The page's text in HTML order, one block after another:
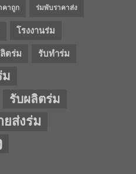
คาถูก ร่มพับราคาส่ง
โรงงานร่ม
ตร่ม รับทำร่ม
ม
รับผลิตร่ม
ยส่งร่ม